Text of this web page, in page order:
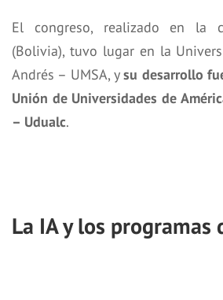
El congreso, realizado en la
(Bolivia), tuvo lugar en la
Andrés – UMSA, ysu desarrollo
Unión de Universidades de
– Udualc.
La IA y los programas